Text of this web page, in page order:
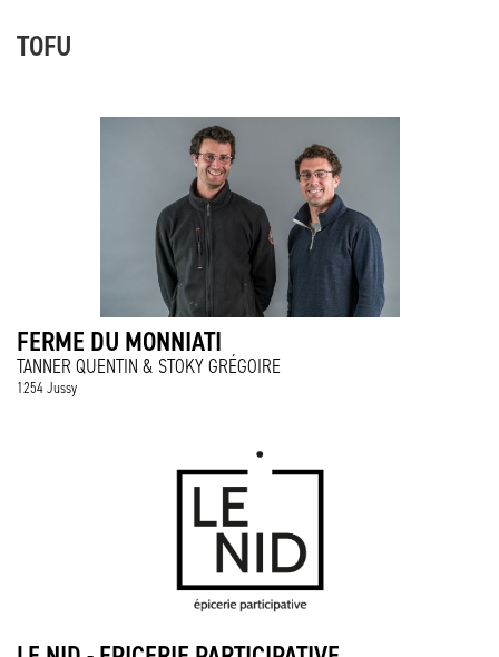
TOFU
FERME DU MONNIATI
TANNER QUENTIN & STOKY GRÉGOIRE
1254 Jussy